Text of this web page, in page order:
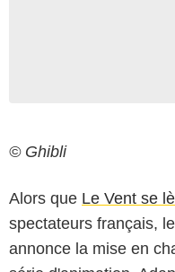
© Ghibli
Alors que Le Vent se
spectateurs français,
annonce la mise en